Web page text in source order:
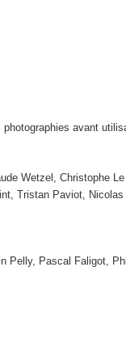
photographies avant
Wetzel, Christophe
Tristan Paviot,
Pelly, Pascal Faligot,